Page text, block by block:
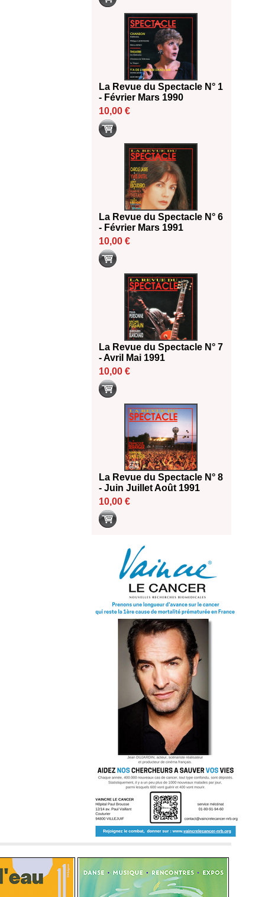
La Revue du Spectacle N° 1
- Février Mars 1990
10,00 €
La Revue du Spectacle N° 6
- Février Mars 1991
10,00 €
La Revue du Spectacle N° 7
- Avril Mai 1991
10,00 €
La Revue du Spectacle N° 8
- Juin Juillet Août 1991
10,00 €